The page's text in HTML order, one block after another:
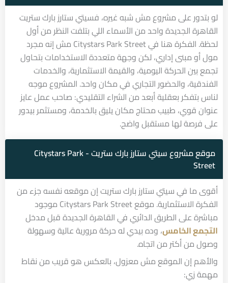
لو بتدور على مشروع مش شبه غيره، فسيتي ستارز بارك ستريت
القاهرة الجديدةواحد من الأسماء اللي بتلفت النظر من أول
لحظة. الفكرة هنا في Citystars Park Street مش إنه مجرد
مول أو مبنى إداري، لكن وجهة متعددة الاستخدامات بتحاول
تجمع بين الحركة اليومية، والقيمة الاستثمارية، والخدمات
الفندقية، والحضور التجاري في مكان واحد. المشروع موجه
لناس بتفكر بعقلية أبعد من الشراء التقليدي: صاحب عمل عايز
عنوان قوي، طبيب محتاج مكان يليق بالخدمة، ومستثمر بيدور
على فرصة لها مستقبل واضح.
موقع مشروع سيتي ستارز بارك ستريت - Citystars Park
Street
أقوى ما في سيتي ستارز بارك ستريت إن موقعه نفسه جزء من
الفكرة الاستثمارية. موقع Citystars Park Street موجود
مباشرة على الطريق الدائري في القاهرة الجديدة قبل مدخل
التجمع الخامس، وده بيدي له حركة مرورية عالية وسهولة
وصول من أكتر من اتجاه.
والأهم إن الموقع مش معزول، بالعكس هو قريب من نقاط
مهمة زي: